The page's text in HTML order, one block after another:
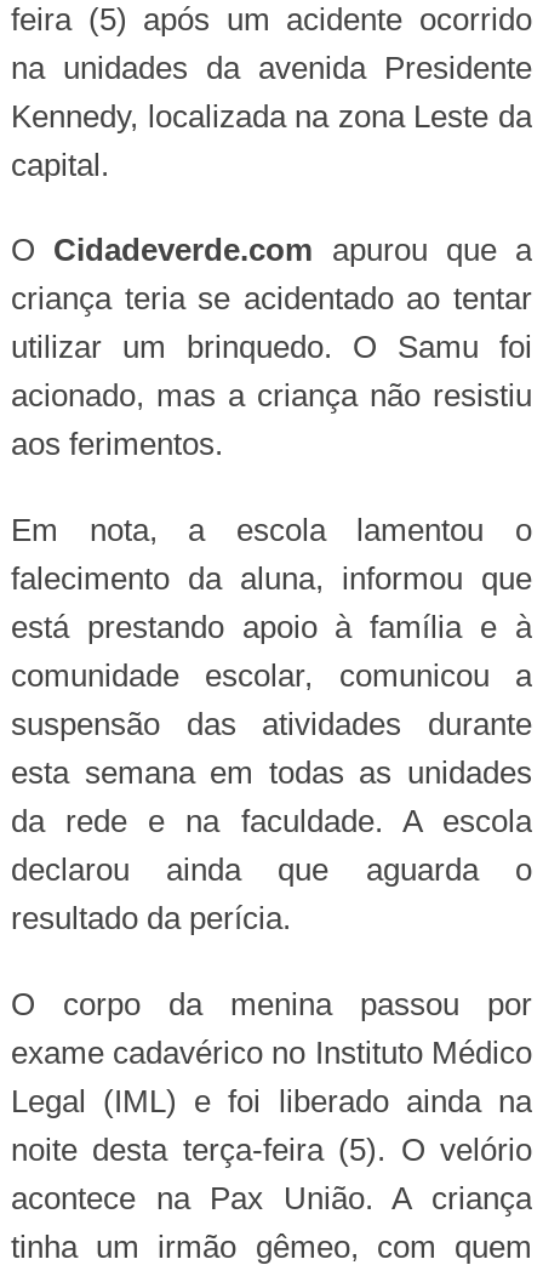
feira (5) após um acidente ocorrido
na unidades da avenida Presidente
Kennedy, localizada na zona Leste da
capital.
O Cidadeverde.com apurou que a
criança teria se acidentado ao tentar
utilizar um brinquedo. O Samu foi
acionado, mas a criança não resistiu
aos ferimentos.
Em nota, a escola lamentou o
falecimento da aluna, informou que
está prestando apoio à família e à
comunidade escolar, comunicou a
suspensão das atividades durante
esta semana em todas as unidades
da rede e na faculdade. A escola
declarou ainda que aguarda o
resultado da perícia.
O corpo da menina passou por
exame cadavérico no Instituto Médico
Legal (IML) e foi liberado ainda na
noite desta terça-feira (5). O velório
acontece na Pax União. A criança
tinha um irmão gêmeo, com quem